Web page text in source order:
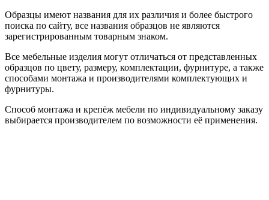
Образцы имеют названия для их различия и более быстрого
поиска по сайту, все названия образцов не являются
зарегистрированным товарным знаком.
Все мебельные изделия могут отличаться от представленных
образцов по цвету, размеру, комплектации, фурнитуре, а также
способами монтажа и производителями комплектующих и
фурнитуры.
Способ монтажа и крепёж мебели по индивидуальному заказу
выбирается производителем по возможности её применения.